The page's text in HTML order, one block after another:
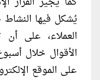
يُشكل فيها
العملاء، على
الأقوال خلال
على الموقع